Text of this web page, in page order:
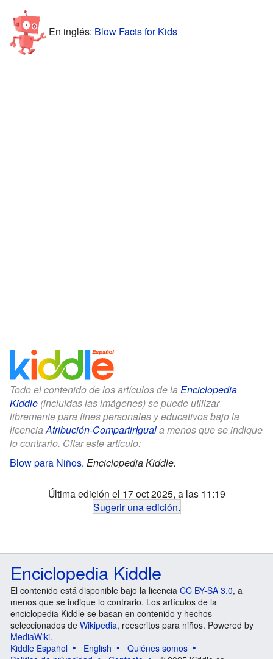
En inglés: Blow Facts for Kids
Todo el contenido de los artículos de la Enciclopedia
Kiddle (incluidas las imágenes) se puede utilizar
libremente para fines personales y educativos bajo la
licenciaAtribución-CompartirIguala menos que se indique
lo contrario. Citar este artículo:
Blow para Niños. Enciclopedia Kiddle.
Última edición el 17 oct 2025, a las 11:19
Sugerir una edición.
Enciclopedia Kiddle
El contenido está disponible bajo la licencia CC BY-SA 3.0, a
menos que se indique lo contrario. Los artículos de la
enciclopedia Kiddle se basan en contenido y hechos
seleccionados de Wikipedia, reescritos para niños. Powered by
MediaWiki.
Kiddle Español
English
Quiénes somos